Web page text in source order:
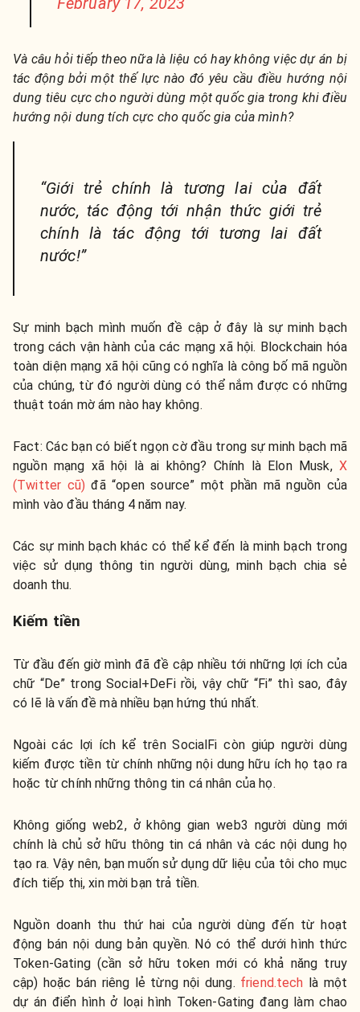
Và câu hỏi tiếp theo nữa là liệu có hay không việc dự án bị
tác động bởi một thế lực nào đó yêu cầu điều hướng nội
dung tiêu cực cho người dùng một quốc gia trong khi điều
hướng nội dung tích cực cho quốc gia của mình?
“Giới trẻ chính là tương lai của đất
nước, tác động tới nhận thức giới trẻ
chính là tác động tới tương lai đất
nước!”
Sự minh bạch mình muốn đề cập ở đây là sự minh bạch
trong cách vận hành của các mạng xã hội. Blockchain hóa
toàn diện mạng xã hội cũng có nghĩa là công bố mã nguồn
của chúng, từ đó người dùng có thể nắm được có những
thuật toán mờ ám nào hay không.
Fact: Các bạn có biết ngọn cờ đầu trong sự minh bạch mã
nguồn mạng xã hội là ai không? Chính là Elon Musk, X
(Twitter cũ) đã “open source” một phần mã nguồn của
mình vào đầu tháng 4 năm nay.
Các sự minh bạch khác có thể kể đến là minh bạch trong
việc sử dụng thông tin người dùng, minh bạch chia sẻ
doanh thu.
Kiếm tiền
Từ đầu đến giờ mình đã đề cập nhiều tới những lợi ích của
chữ “De” trong Social+DeFi rồi, vậy chữ “Fi” thì sao, đây
có lẽ là vấn đề mà nhiều bạn hứng thú nhất.
Ngoài các lợi ích kể trên SocialFi còn giúp người dùng
kiếm được tiền từ chính những nội dung hữu ích họ tạo ra
hoặc từ chính những thông tin cá nhân của họ.
Không giống web2, ở không gian web3 người dùng mới
chính là chủ sở hữu thông tin cá nhân và các nội dung họ
tạo ra. Vậy nên, bạn muốn sử dụng dữ liệu của tôi cho mục
đích tiếp thị, xin mời bạn trả tiền.
Nguồn doanh thu thứ hai của người dùng đến từ hoạt
động bán nội dung bản quyền. Nó có thể dưới hình thức
Token-Gating (cần sở hữu token mới có khả năng truy
cập) hoặc bán riêng lẻ từng nội dung. friend.tech là một
dự án điển hình ở loại hình Token-Gating đang làm chao